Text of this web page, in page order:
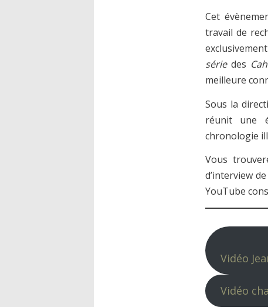
Cet
travail de
sériedes
meilleure
Sous la
réunit une
chronologie
Vous
d’interview
YouTube
Vidéo
Vidéo